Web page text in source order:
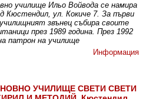
училище Ильо Войвода се намира
Кюстендил, ул. Кокиче 7. За първи
звънец събира своите
през 1989 година. През 1992
патрон на училище
Информация
УЧИЛИЩЕ СВЕТИ СВЕТИ